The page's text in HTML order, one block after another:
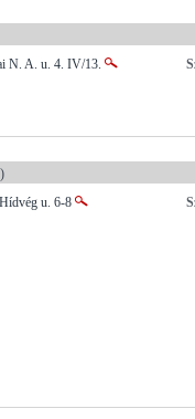
N. A. u. 4. IV/13.
u. 6-8